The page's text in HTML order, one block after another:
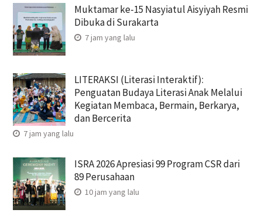
Muktamar ke-15 Nasyiatul Aisyiyah Resmi
Dibuka di Surakarta
7 jam yang lalu
LITERAKSI (Literasi Interaktif):
Penguatan Budaya Literasi Anak Melalui
Kegiatan Membaca, Bermain, Berkarya,
dan Bercerita
7 jam yang lalu
ISRA 2026 Apresiasi 99 Program CSR dari
89 Perusahaan
10 jam yang lalu